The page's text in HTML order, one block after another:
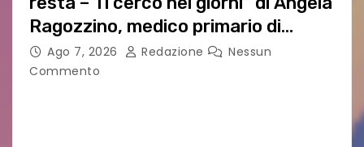
Ragozzino, medico primario di
Capua
Ago 7, 2026 Redazione
Nessun
Commento